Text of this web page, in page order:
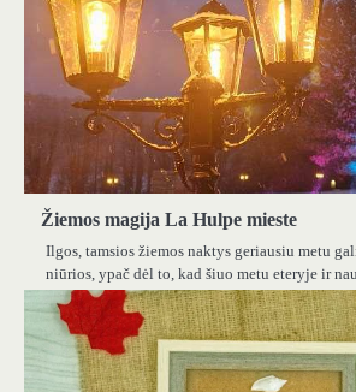
Žiemos magija La Hulpe mieste
Ilgos, tamsios žiemos naktys geriausiu metu
niūrios, ypač dėl to, kad šiuo metu eteryje ir